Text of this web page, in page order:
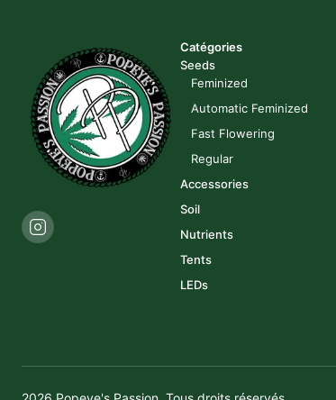
Catégories
Seeds
Feminized
Automatic Feminized
Fast Flowering
Regular
Accessories
Soil
Nutrients
Tents
LEDs